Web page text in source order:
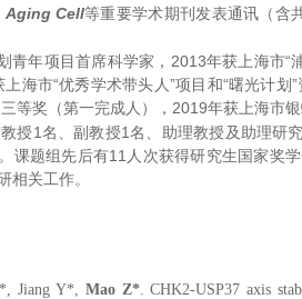
Aging Cell等重要学术期刊发表通讯（含
青年项目首席科学家，2013年获上海市
海市“优秀学术带头人”项目和“曙光计划
等奖（第一完成人），2019年获上海市银
授1名、副教授1名、助理教授及助理研
课题组先后有11人次获得研究生国家奖
相关工作。
* , Jiang Y* Mao Z*. CHK2-USP37 axis